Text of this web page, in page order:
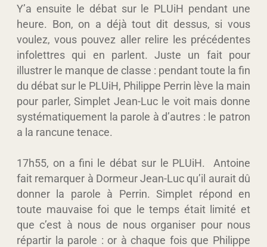
Y’a ensuite le débat sur le PLUiH pendant une
heure. Bon, on a déjà tout dit dessus, si vous
voulez, vous pouvez aller relire les précédentes
infolettres qui en parlent. Juste un fait pour
illustrer le manque de classe : pendant toute la fin
du débat sur le PLUiH, Philippe Perrin lève la main
pour parler, Simplet Jean-Luc le voit mais donne
systématiquement la parole à d’autres : le patron
a la rancune tenace.
17h55, on a fini le débat sur le PLUiH. Antoine
fait remarquer à Dormeur Jean-Luc qu’il aurait dû
donner la parole à Perrin. Simplet répond en
toute mauvaise foi que le temps était limité et
que c’est à nous de nous organiser pour nous
répartir la parole : or à chaque fois que Philippe